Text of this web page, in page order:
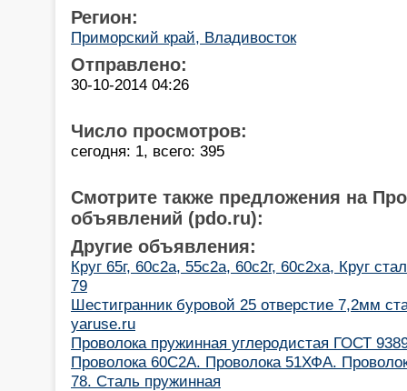
Регион:
Приморский край, Владивосток
Отправлено:
30-10-2014 04:26
Число просмотров:
сегодня: 1, всего: 395
Смотрите также предложения на
объявлений (pdo.ru):
Другие объявления:
Круг 65г, 60с2а, 55с2а, 60с2г, 60с2ха, Круг
79
Шестигранник буровой 25 отверстие 7,2мм
yaruse.ru
Проволока пружинная углеродистая ГОСТ
Проволока 60С2А. Проволока 51ХФА.
78. Сталь пружинная